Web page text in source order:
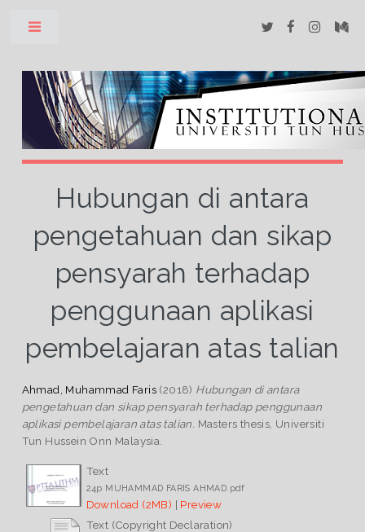
Hubungan di antara
pengetahuan dan sikap
pensyarah terhadap
penggunaan aplikasi
pembelajaran atas talian
Ahmad, Muhammad Faris (2018) Hubungan di antara
pengetahuan dan sikap pensyarah terhadap penggunaan
aplikasi pembelajaran atas talian. Masters thesis, Universiti
Tun Hussein Onn Malaysia.
Text
24p MUHAMMAD FARIS AHMAD.pdf
Download (2MB) | Preview
Text (Copyright Declaration)